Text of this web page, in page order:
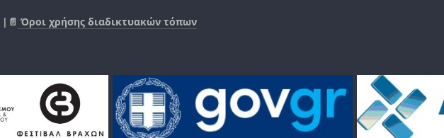
|📄 Όροι χρήσης διαδικτυακών τόπων